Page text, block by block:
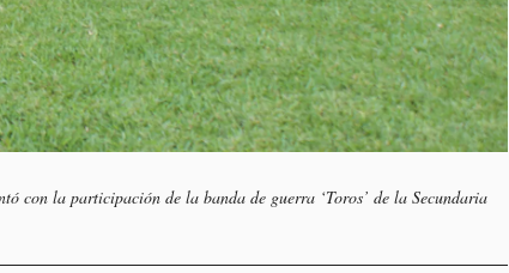
con la participación de la banda de guerra ‘Toros’ de la Secundaria